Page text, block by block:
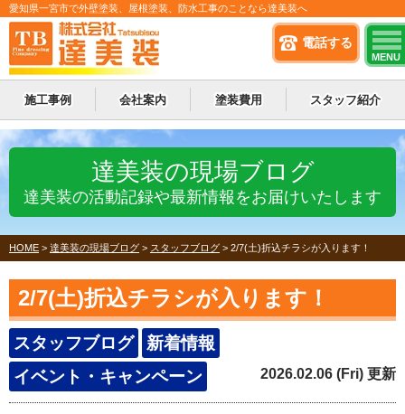
電話する
MENU
愛知県一宮市で外壁塗装、屋根塗装、防水工事のことなら達美装へ
施工事例 会社案内 塗装費用 スタッフ紹介
達美装の現場ブログ
達美装の活動記録や最新情報をお届けいたします
HOME > 達美装の現場ブログ > スタッフブログ > 2/7(土)折込チラシが入ります！
2/7(土)折込チラシが入ります！
スタッフブログ
新着情報
イベント・キャンペーン
2026.02.06 (Fri) 更新